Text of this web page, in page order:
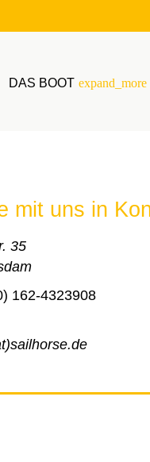
DAS BOOT expand_more
mit uns in
35
162-4323908